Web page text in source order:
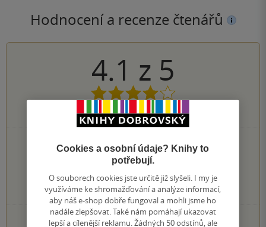
Hodnocení a recenze čtenářů
4.1 z 5
168hodnocení čtenářů
5 hvězdiček
63×
4 hvězdičky
34×
3 hvězdičky
5×
2 hvězdičky
1×
1 hvezdička
PŘIDEJTE SVÉ HODNOCENÍ KNIHY
Cookies a osobní údaje? Knihy to
potřebují.
O souborech cookies jste určitě již slyšeli. I my je
využíváme ke shromažďování a analýze informací,
aby náš e-shop dobře fungoval a mohli jsme ho
nadále zlepšovat. Také nám pomáhají ukazovat
lepší a cílenější reklamu. Žádných 50 odstínů, ale